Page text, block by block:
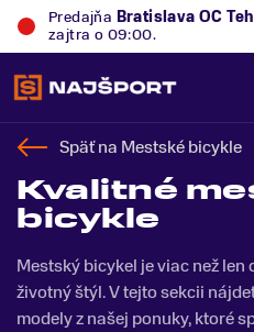
Predajňa Trek Flagship
Otvárame zajtra o 09:00.
Späť na Mestské bicykle
Kvalitné
bicykle
Mestský bicykel je viac než
životný štýl. V tejto sekcii
modely z našej ponuky, ktoré